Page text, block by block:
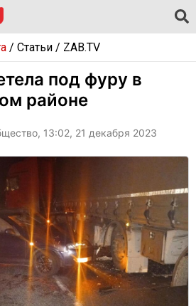
/ Статьи/ ZAB.TV
под фуру в
районе
13:02, 21 декабря 2023